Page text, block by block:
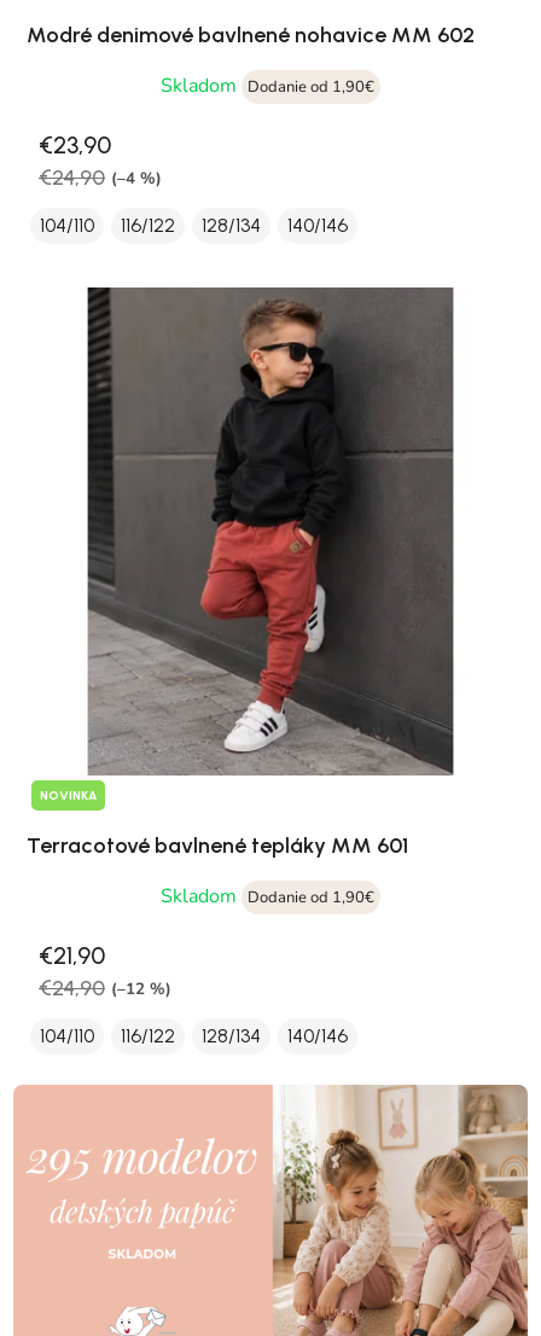
Modré denimové bavlnené nohavice MM 602
Skladom
Dodanie od 1,90€
€23,90
€24,90 (–4 %)
104/110 116/122 128/134 140/146
NOVINKA
Terracotové bavlnené tepláky MM 601
Skladom
Dodanie od 1,90€
€21,90
€24,90 (–12 %)
104/110 116/122 128/134 140/146